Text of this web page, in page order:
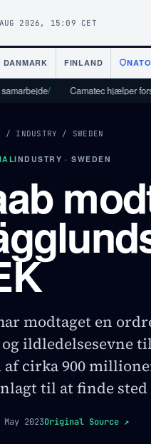
2026, 15:09 CET
DANMARK FINLAND NATO
/ Camatec hjælper
/ INDUSTRY / SWEDEN
INDUSTRY · SWEDEN
modtaget en
ildledelsesevne
cirka 900
til at finde sted
May 2023Original Source ↗